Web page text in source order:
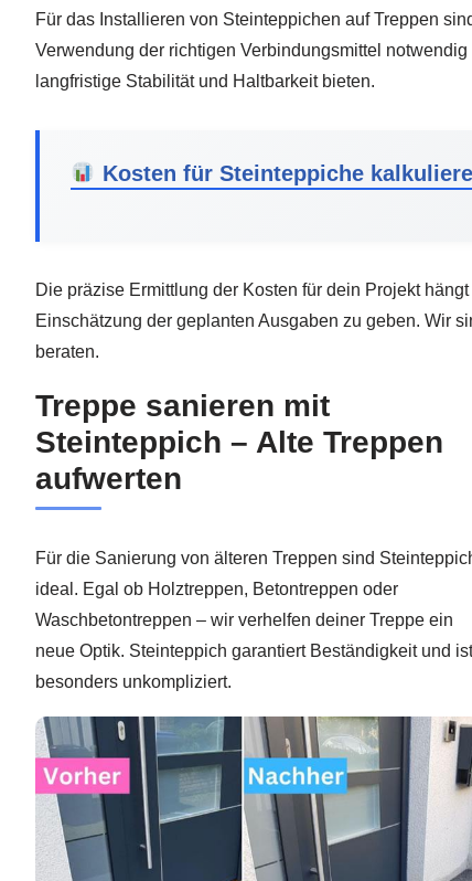
Für das Installieren von Steinteppichen auf Treppen
Verwendung der richtigen Verbindungsmittel
langfristige Stabilität und Haltbarkeit bieten.
Kosten für Steinteppiche
Die präzise Ermittlung der Kosten für dein Projekt
Einschätzung der geplanten Ausgaben zu geben. Wir
beraten.
Treppe sanieren mit
Steinteppich – Alte Treppen
aufwerten
Für die Sanierung von älteren Treppen sind
ideal. Egal ob Holztreppen, Betontreppen oder
Waschbetontreppen – wir verhelfen deiner Treppe ein
neue Optik. Steinteppich garantiert Beständigkeit und ist
besonders unkompliziert.